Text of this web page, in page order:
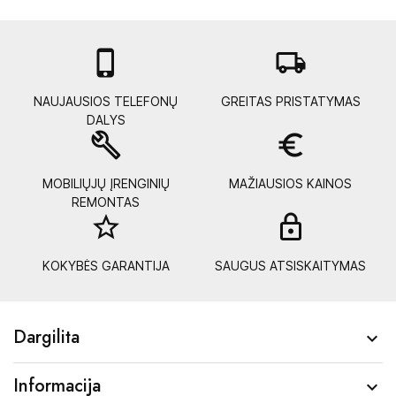

NAUJAUSIOS TELEFONŲ
DALYS
local_shipping
GREITAS PRISTATYMAS
build
MOBILIŲJŲ ĮRENGINIŲ
REMONTAS
euro_symbol
MAŽIAUSIOS KAINOS
star_border
KOKYBĖS GARANTIJA SAUGUS ATSISKAITYMAS
Dargilita 
Informacija 